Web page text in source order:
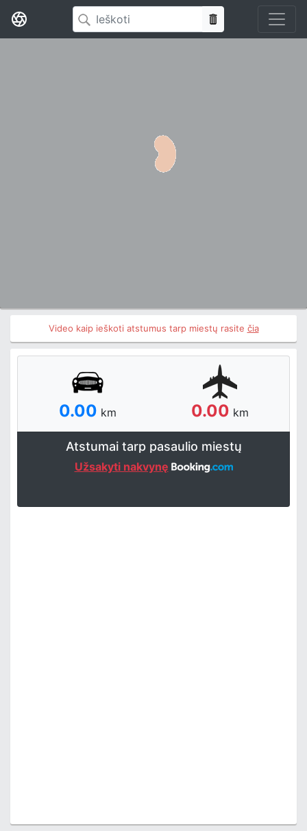
Video kaip ieškoti atstumus tarp miestų rasite čia
0.00 km 0.00 km
Atstumai tarp pasaulio miestų
Užsakyti nakvynę